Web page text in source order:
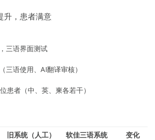
升，患者满意
三语界面测试
三语使用、AI翻译审核）
患者（中、英、柬各若干）
旧系统（人工） 软佳三语系统
变化